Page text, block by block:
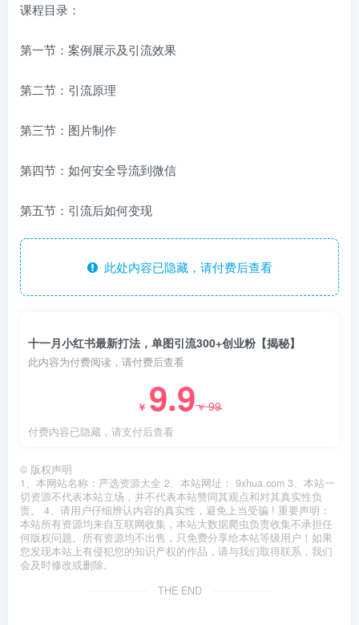
课程目录：
第一节：案例展示及引流效果
第二节：引流原理
第三节：图片制作
第四节：如何安全导流到微信
第五节：引流后如何变现
此处内容已隐藏，请付费后查看
十一月小红书最新打法，单图引流300+创业粉【揭秘】
此内容为付费阅读，请付费后查看
￥ 9.9￥99
付费内容已隐藏，请支付后查看
© 版权声明
1、本网站名称：严选资源大全 2、本站网址： 9xhua.com 3、本站一
切资源不代表本站立场，并不代表本站赞同其观点和对其真实性负
责。 4、请用户仔细辨认内容的真实性，避免上当受骗 ! 重要声明：
本站所有资源均来自互联网收集，本站大数据爬虫负责收集不承担任
何版权问题。所有资源均不出售，只免费分享给本站等级用户！如果
您发现本站上有侵犯您的知识产权的作品，请与我们取得联系，我们
会及时修改或删除。
THE END